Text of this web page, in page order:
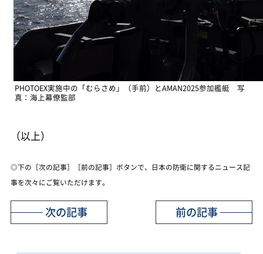
PHOTOEX実施中の「むらさめ」（手前）とAMAN2025参加艦艇 写
真：海上幕僚監部
（以上）
◎下の［次の記事］［前の記事］ボタンで、日本の防衛に関するニュース記
事を次々にご覧いただけます。
前の記事
次の記事